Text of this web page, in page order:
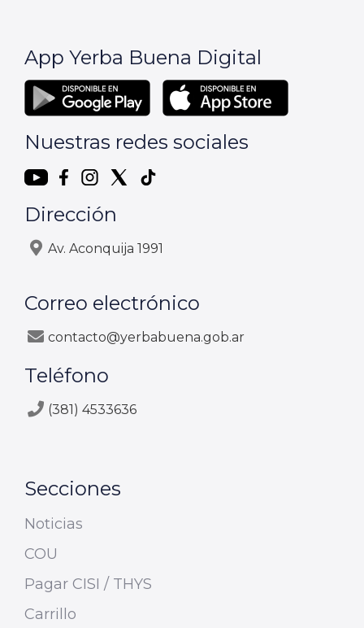
App Yerba Buena Digital
Nuestras redes sociales
Dirección
Av. Aconquija 1991
Correo electrónico
contacto@yerbabuena.gob.ar
Teléfono
(381) 4533636
Secciones
Noticias
COU
Pagar CISI / THYS
Carrillo